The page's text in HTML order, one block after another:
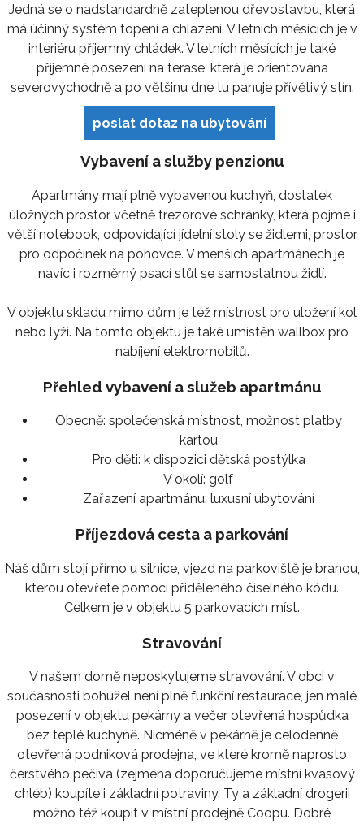
Jedná se o nadstandardně zateplenou dřevostavbu, která
má účinný systém topení a chlazení. V letních měsících je v
interiéru příjemný chládek. V letních měsících je také
příjemné posezení na terase, která je orientována
severovýchodně a po většinu dne tu panuje přívětivý stín.
poslat dotaz na ubytování
Vybavení a služby penzionu
Apartmány mají plně vybavenou kuchyň, dostatek
úložných prostor včetně trezorové schránky, která pojme i
větší notebook, odpovídající jídelní stoly se židlemi, prostor
pro odpočinek na pohovce. V menších apartmánech je
navíc i rozměrný psací stůl se samostatnou židlí.
V objektu skladu mimo dům je též místnost pro uložení kol
nebo lyží. Na tomto objektu je také umístěn wallbox pro
nabíjení elektromobilů.
Přehled vybavení a služeb apartmánu
Obecně: společenská místnost, možnost platby
kartou
Pro děti: k dispozici dětská postýlka
V okolí: golf
Zařazení apartmánu: luxusní ubytování
Příjezdová cesta a parkování
Náš dům stojí přímo u silnice, vjezd na parkoviště je branou,
kterou otevřete pomocí přiděleného číselného kódu.
Celkem je v objektu 5 parkovacích míst.
Stravování
V našem domě neposkytujeme stravování. V obci v
současnosti bohužel není plně funkční restaurace, jen malé
posezení v objektu pekárny a večer otevřená hospůdka
bez teplé kuchyně. Nicméně v pekárně je celodenně
otevřená podniková prodejna, ve které kromě naprosto
čerstvého pečiva (zejména doporučujeme místní kvasový
chléb) koupíte i základní potraviny. Ty a základní drogerii
možno též koupit v místní prodejně Coopu. Dobré